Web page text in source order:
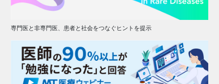
専門医と非専門医、患者と社会をつなぐヒントを提示